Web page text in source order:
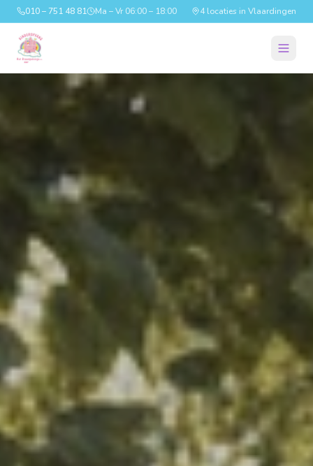
010 – 751 48 81 Ma – Vr 06:00 – 18:00 4 locaties in Vlaardingen